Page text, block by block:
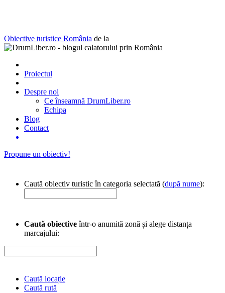
Obiective turistice România de la
Proiectul
Despre noi
Ce înseamnă DrumLiber.ro
Echipa
Blog
Contact
Propune un obiectiv!
Caută obiectiv turistic în categoria selectată (după nume):
Caută obiectiveîntr-o anumită zonă și alege distanța
marcajului:
Caută locație
Caută rută